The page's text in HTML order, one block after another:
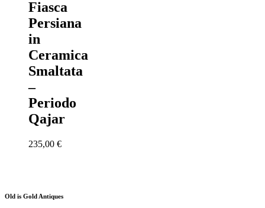
Fiasca
Persiana
in
Ceramica
Smaltata
–
Periodo
Qajar
235,00 €
Old is Gold Antiques